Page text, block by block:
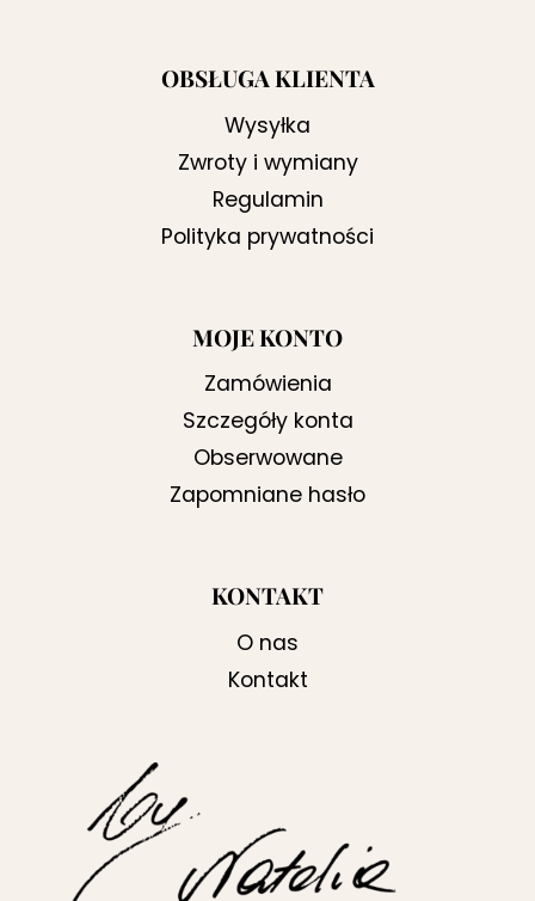
OBSŁUGA KLIENTA
Wysyłka
Zwroty i wymiany
Regulamin
Polityka prywatności
MOJE KONTO
Zamówienia
Szczegóły konta
Obserwowane
Zapomniane hasło
KONTAKT
O nas
Kontakt